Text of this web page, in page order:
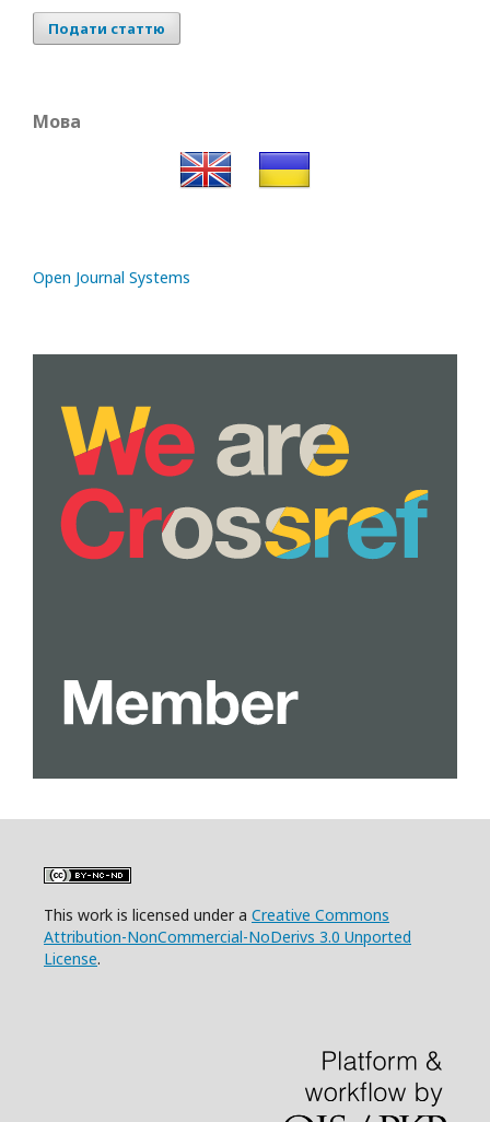
Подати статтю
Мова
Open Journal Systems
This work is licensed under a Creative Commons
Attribution-NonCommercial-NoDerivs 3.0 Unported
License.